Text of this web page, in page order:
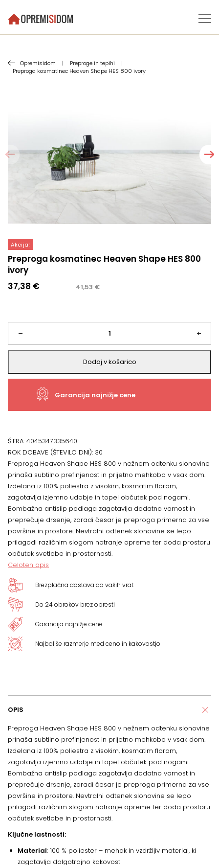
Opremisidom | Preproge in tepihi
|
Preproga kosmatinec Heaven Shape HES 800 ivory
Akcija!
Preproga kosmatinec Heaven Shape HES 800
ivory
41,53€
Izvirna
bila:
41,53 €.
37,38 €
Trenutna
37,38 €.
–
Preproga
kosmatinec
Heaven
800
količina
+
Dodaj v košarico
Garancija najnižje cene
ŠIFRA: 4045347335640
ROK DOBAVE (ŠTEVILO DNI): 30
Preproga Heaven Shape HES 800 v nežnem odtenku slonovine
prinaša subtilno prefinjenost in prijetno mehkobo v vsak dom.
Izdelana iz 100% poliestra z visokim, kosmatim florom,
zagotavlja izjemno udobje in topel občutek pod nogami.
Bombažna antislip podlaga zagotavlja dodatno varnost in
preprečuje drsenje, zaradi česar je preproga primerna za vse
površine in prostore. Nevtralni odtenek slonovine se lepo
prilagodi različnim slogom notranje opreme ter doda prostoru
občutek svetlobe in prostornosti.
Celoten opis
Brezplačna dostava do vaših vrat
Do 24 obrokov brez obresti
Garancija najnižje cene
Najboljše razmerje med ceno in kakovostjo
OPIS
Preproga Heaven Shape HES 800 v nežnem odtenku slonovine
prinaša subtilno prefinjenost in prijetno mehkobo v vsak dom.
Izdelana iz 100% poliestra z visokim, kosmatim florom,
zagotavlja izjemno udobje in topel občutek pod nogami.
Bombažna antislip podlaga zagotavlja dodatno varnost in
preprečuje drsenje, zaradi česar je preproga primerna za vse
površine in prostore. Nevtralni odtenek slonovine se lepo
prilagodi različnim slogom notranje opreme ter doda prostoru
občutek svetlobe in prostornosti.
Ključne lastnosti:
Material: 100 % poliester – mehak in vzdržljiv material, ki
zagotavlja dolgotrajno kakovost